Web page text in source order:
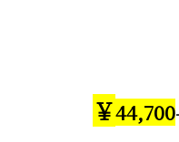
￥44,700